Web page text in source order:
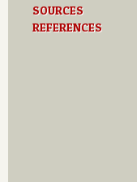
SOURCES
REFERENCES